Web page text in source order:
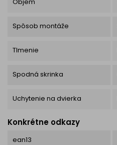
Spôsob montáže
Tlmenie
Spodná skrinka
Uchytenie na dvierka
Konkrétne odkazy
ean13